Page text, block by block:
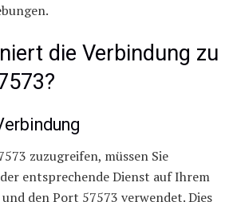
die Verbindung zu
zuzugreifen, müssen Sie
entsprechende Dienst auf Ihrem
den Port 57573 verwendet. Dies